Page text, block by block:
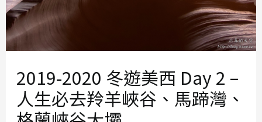
2019-2020 冬遊美西 Day 2 –
人生必去羚羊峽谷、馬蹄灣、